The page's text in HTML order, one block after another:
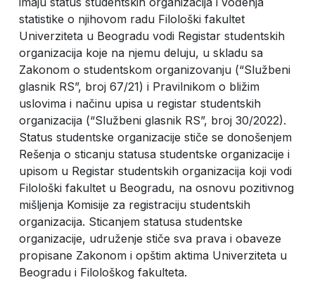
statistike o njihovom radu Filološki fakultet
Univerziteta u Beogradu vodi Registar studentskih
organizacija koje na njemu deluju, u skladu sa
Zakonom o studentskom organizovanju (“Službeni
glasnik RS”, broj 67/21) i Pravilnikom o bližim
uslovima i načinu upisa u registar studentskih
organizacija (“Službeni glasnik RS”, broj 30/2022).
Status studentske organizacije stiče se donošenjem
Rešenja o sticanju statusa studentske organizacije i
upisom u Registar studentskih organizacija koji vodi
Filološki fakultet u Beogradu, na osnovu pozitivnog
mišljenja Komisije za registraciju studentskih
organizacija. Sticanjem statusa studentske
organizacije, udruženje stiče sva prava i obaveze
propisane Zakonom i opštim aktima Univerziteta u
Beogradu i Filološkog fakulteta.